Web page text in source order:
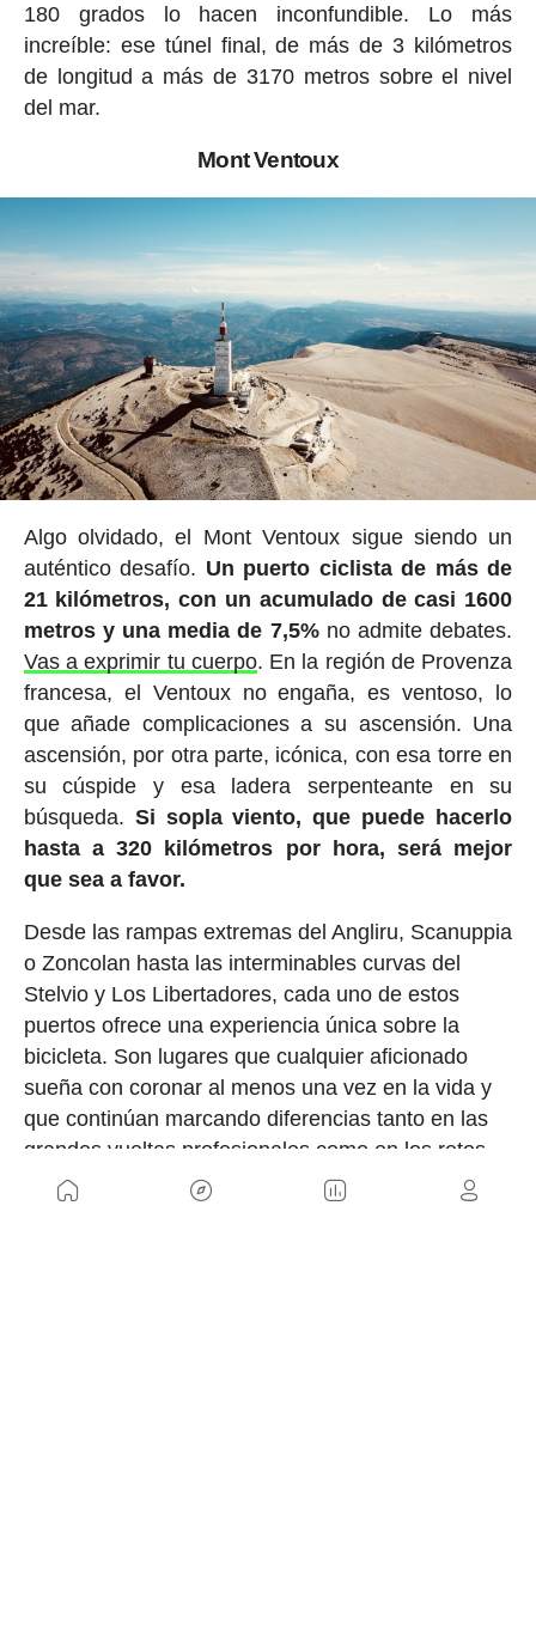
180 grados lo hacen inconfundible. Lo más
increíble: ese túnel final, de más de 3 kilómetros
de longitud a más de 3170 metros sobre el nivel
del mar.
Mont Ventoux
Algo olvidado, el Mont Ventoux sigue siendo un
auténtico desafío. Un puerto ciclista de más de
21 kilómetros, con un acumulado de casi 1600
metros y una media de 7,5%no admite debates.
Vas a exprimir tu cuerpo. En la región de Provenza
francesa, el Ventoux no engaña, es ventoso, lo
que añade complicaciones a su ascensión. Una
ascensión, por otra parte, icónica, con esa torre en
su cúspide y esa ladera serpenteante en su
búsqueda. Si sopla viento, que puede hacerlo
hasta a 320 kilómetros por hora, será mejor
que sea a favor.
Desde las rampas extremas del Angliru, Scanuppia
o Zoncolan hasta las interminables curvas del
Stelvio y Los Libertadores, cada uno de estos
puertos ofrece una experiencia única sobre la
bicicleta. Son lugares que cualquier aficionado
sueña con coronar al menos una vez en la vida y
que continúan marcando diferencias tanto en las
grandes vueltas profesionales como en los retos
personales de miles de ciclistas cada temporada.